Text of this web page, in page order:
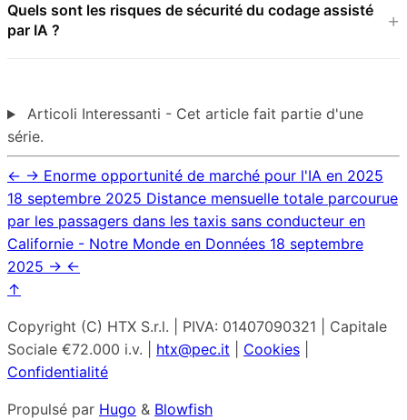
Quels sont les risques de sécurité du codage assisté
par IA ?
Articoli Interessanti - Cet article fait partie d'une
série.
← → Enorme opportunité de marché pour l'IA en 2025
18 septembre 2025 Distance mensuelle totale parcourue
par les passagers dans les taxis sans conducteur en
Californie - Notre Monde en Données 18 septembre
2025 → ←
↑
Copyright (C) HTX S.r.l. | PIVA: 01407090321 | Capitale
Sociale €72.000 i.v. | htx@pec.it Cookies
Confidentialité
Propulsé par Hugo & Blowfish